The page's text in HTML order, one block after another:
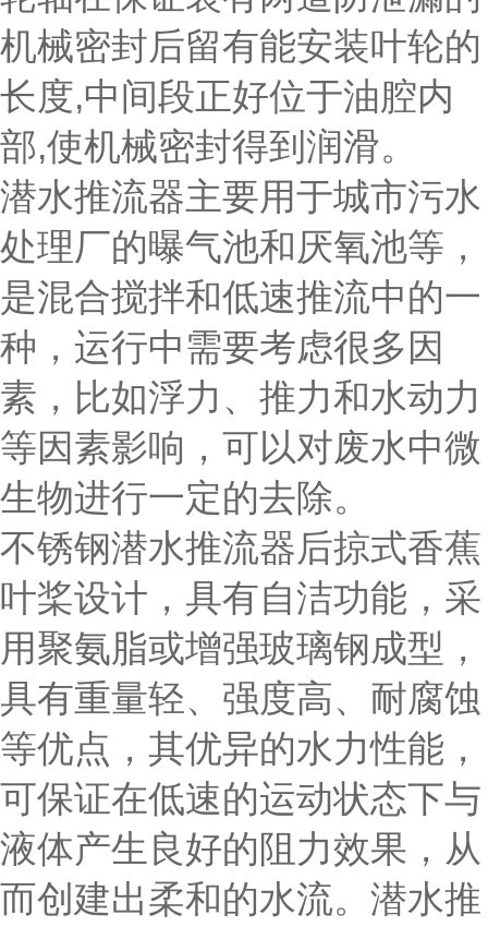
机械密封后留有能安装叶轮的
长度,中间段正好位于油腔内
部,使机械密封得到润滑。
潜水推流器主要用于城市污水
处理厂的曝气池和厌氧池等，
是混合搅拌和低速推流中的一
种，运行中需要考虑很多因
素，比如浮力、推力和水动力
等因素影响，可以对废水中微
生物进行一定的去除。
不锈钢潜水推流器后掠式香蕉
叶桨设计，具有自洁功能，采
用聚氨脂或增强玻璃钢成型，
具有重量轻、强度高、耐腐蚀
等优点，其优异的水力性能，
可保证在低速的运动状态下与
液体产生良好的阻力效果，从
而创建出柔和的水流。潜水推